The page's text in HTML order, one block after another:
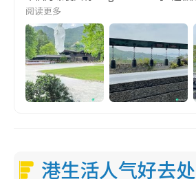
阅读更多
港生活人气好去处